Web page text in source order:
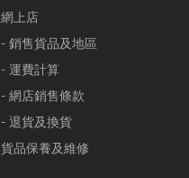
網上店
- 銷售貨品及地區
- 運費計算
- 網店銷售條款
- 退貨及換貨
貨品保養及維修